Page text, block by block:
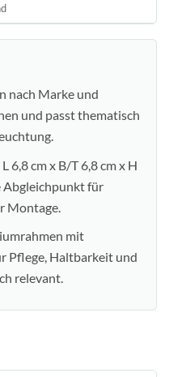
nach Marke und
und passt thematisch
6,8 cm x B/T 6,8 cm x H
Abgleichpunkt für
Montage.
mit
Pflege, Haltbarkeit und
relevant.